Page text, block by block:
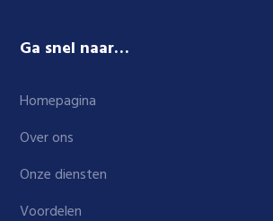
Ga snel naar…
Homepagina
Over ons
Onze diensten
Voordelen